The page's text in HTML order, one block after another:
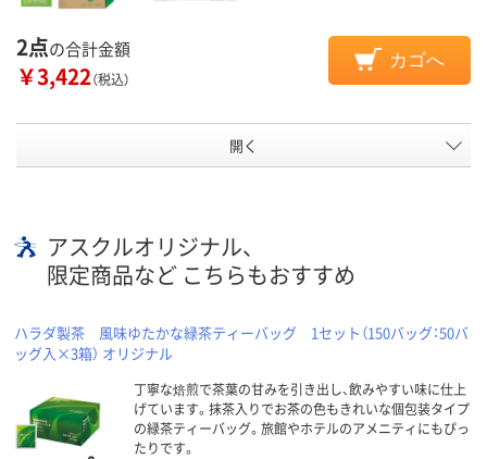
2点の合計金額
￥3,422（税込）
カゴへ
開く
アスクルオリジナル、
限定商品など こちらもおすすめ
ハラダ製茶 風味ゆたかな緑茶ティーバッグ 1セット（150バッグ：50バ
ッグ入×3箱） オリジナル
丁寧な焙煎で茶葉の甘みを引き出し、飲みやすい味に仕上
げています。抹茶入りでお茶の色もきれいな個包装タイプ
の緑茶ティーバッグ。旅館やホテルのアメニティにもぴっ
たりです。